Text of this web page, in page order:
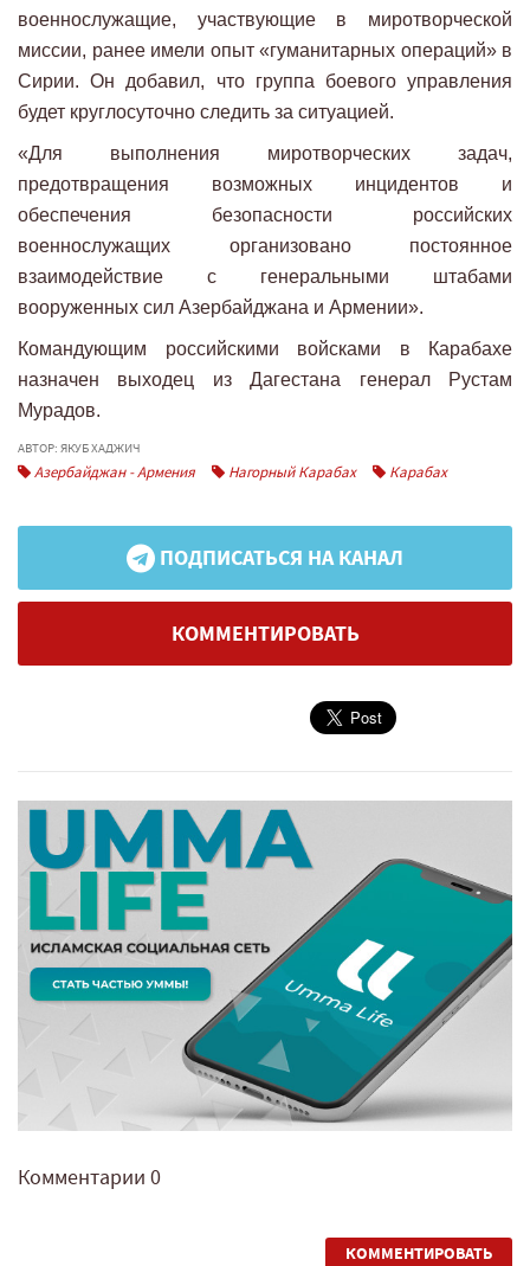
военнослужащие, участвующие в миротворческой
миссии, ранее имели опыт «гуманитарных операций» в
Сирии. Он добавил, что группа боевого управления
будет круглосуточно следить за ситуацией.
«Для выполнения миротворческих задач,
предотвращения возможных инцидентов и
обеспечения безопасности российских
военнослужащих организовано постоянное
взаимодействие с генеральными штабами
вооруженных сил Азербайджана и Армении».
Командующим российскими войсками в Карабахе
назначен выходец из Дагестана генерал Рустам
Мурадов.
АВТОР: ЯКУБ ХАДЖИЧ
Азербайджан - Армения Нагорный Карабах Карабах
ПОДПИСАТЬСЯ НА КАНАЛ
КОММЕНТИРОВАТЬ
Комментарии 0
КОММЕНТИРОВАТЬ